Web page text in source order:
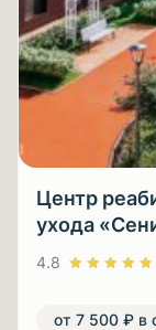
Центр
ухода
4.8
от 7 500 ₽ в